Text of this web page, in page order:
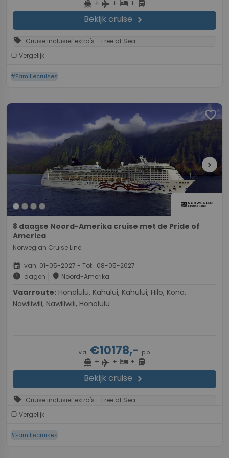
directions_boat + flight + hotel+ directions_bus
Bekijk cruise chevron_right
sell Cruise inclusief extra's - Free at Sea
Vergelijk
#Familiecruises
favorite
chevron_right
8 daagse Noord-Amerika cruise met de Pride of
America
Norwegian Cruise Line
event van: 01-05-2027 - Tot: 08-05-2027
schedule dagen place Noord-Amerika
Vaarroute:
Nawiliwili, Nawiliwili, Honolulu
v.a.€10178,- p.p.
directions_boat + flight + hotel+ directions_bus
Bekijk cruise chevron_right
sell Cruise inclusief extra's - Free at Sea
Vergelijk
#Familiecruises